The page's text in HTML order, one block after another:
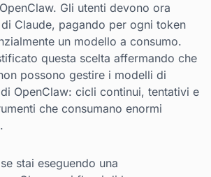
Gli utenti devono ora
Claude, pagando per ogni token
un modello a consumo.
questa scelta affermando che
possono gestire i modelli di
OpenClaw: cicli continui, tentativi e
che consumano enormi
stai eseguendo una